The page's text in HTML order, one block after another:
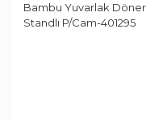
Bambu Yuvarlak Döner
Standlı P/Cam-401295